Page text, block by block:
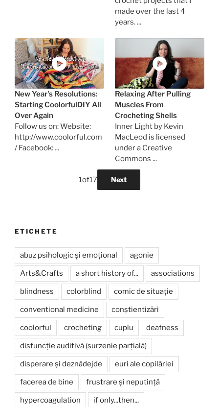
made over the last 4
years. ...
New Year's Resolutions:
Starting CoolorfulDIY All
Over Again
Follow us on: Website:
http://www.coolorful.com
/ Facebook: ...
Relaxing After Pulling
Muscles From
Crocheting Shells
Inner Light by Kevin
MacLeod is licensed
under a Creative
Commons ...
1of17 Next
ETICHETE
abuz psihologic și emoțional agonie
Arts&Crafts a short history of... associations
blindness colorblind comic de situație
conventional medicine conștientizări
coolorful crocheting cuplu deafness
disfuncție auditivă (surzenie parțială)
disperare și deznădejde euri ale copilăriei
facerea de bine frustrare și neputință
hypercoagulation if only...then...